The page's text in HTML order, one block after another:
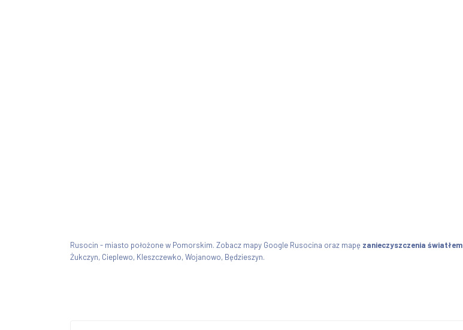
Rusocin - miasto położone w Pomorskim. Zobacz mapy Google Rusocina oraz mapę zanieczyszczenia światłem
Żukczyn, Cieplewo, Kleszczewko, Wojanowo, Będzieszyn.